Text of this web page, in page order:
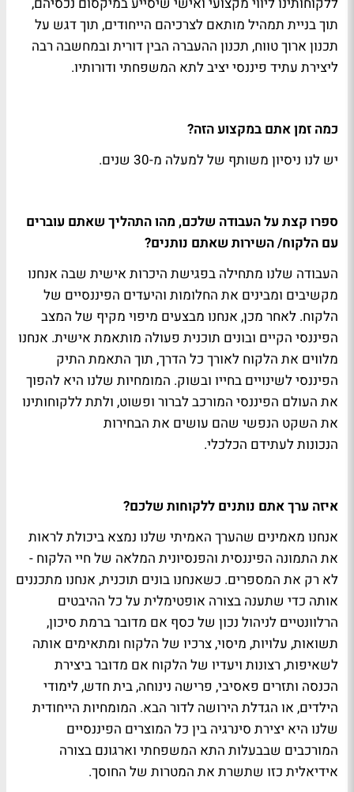
תוך בניית תמהיל מותאם לצרכיהם הייחודים, תוך דגש על
תכנון ארוך טווח, תכנון ההעברה הבין דורית ובמחשבה רבה
ליצירת עתיד פיננסי יציב לתא המשפחתי ודורותיו.
כמה זמן אתם במקצוע הזה?
יש לנו ניסיון משותף של למעלה מ-30 שנים.
ספרו קצת על העבודה שלכם, מהו התהליך שאתם עוברים
עם הלקוח/ השירות שאתם נותנים?
העבודה שלנו מתחילה בפגישת היכרות אישית שבה אנחנו
מקשיבים ומבינים את החלומות והיעדים הפיננסיים של
הלקוח. לאחר מכן, אנחנו מבצעים מיפוי מקיף של המצב
הפיננסי הקיים ובונים תוכנית פעולה מותאמת אישית. אנחנו
מלווים את הלקוח לאורך כל הדרך, תוך התאמת התיק
הפיננסי לשינויים בחייו ובשוק. המומחיות שלנו היא להפוך
את העולם הפיננסי המורכב לברור ופשוט, ולתת ללקוחותינו
את השקט הנפשי שהם עושים את הבחירות
הנכונות לעתידם הכלכלי.
איזה ערך אתם נותנים ללקוחות שלכם?
אנחנו מאמינים שהערך האמיתי שלנו נמצא ביכולת לראות
את התמונה הפיננסית והפנסיונית המלאה של חיי הלקוח -
לא רק את המספרים. כשאנחנו בונים תוכנית, אנחנו מתכננים
אותה כדי שתענה בצורה אופטימלית על כל ההיבטים
הרלוונטיים לניהול נכון של כסף אם מדובר ברמת סיכון,
תשואות, עלויות, מיסוי, צרכיו של הלקוח ומתאימים אותה
לשאיפות, רצונות ויעדיו של הלקוח אם מדובר ביצירת
הכנסה ותזרים פאסיבי, פרישה נינוחה, בית חדש, לימודי
הילדים, או הגדלת הירושה לדור הבא. המומחיות הייחודית
שלנו היא יצירת סינרגיה בין כל המוצרים הפיננסיים
המורכבים שבבעלות התא המשפחתי וארגונם בצורה
אידיאלית כזו שתשרת את המטרות של החוסך.